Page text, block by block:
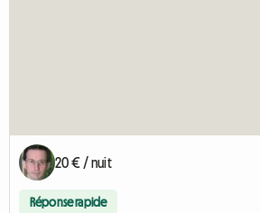
20 € / nuit
Réponse rapide